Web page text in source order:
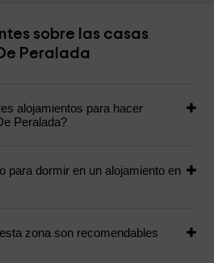
sobre las casas
Peralada
alojamientos para hacer
Peralada?
para dormir en un alojamiento en
zona son recomendables